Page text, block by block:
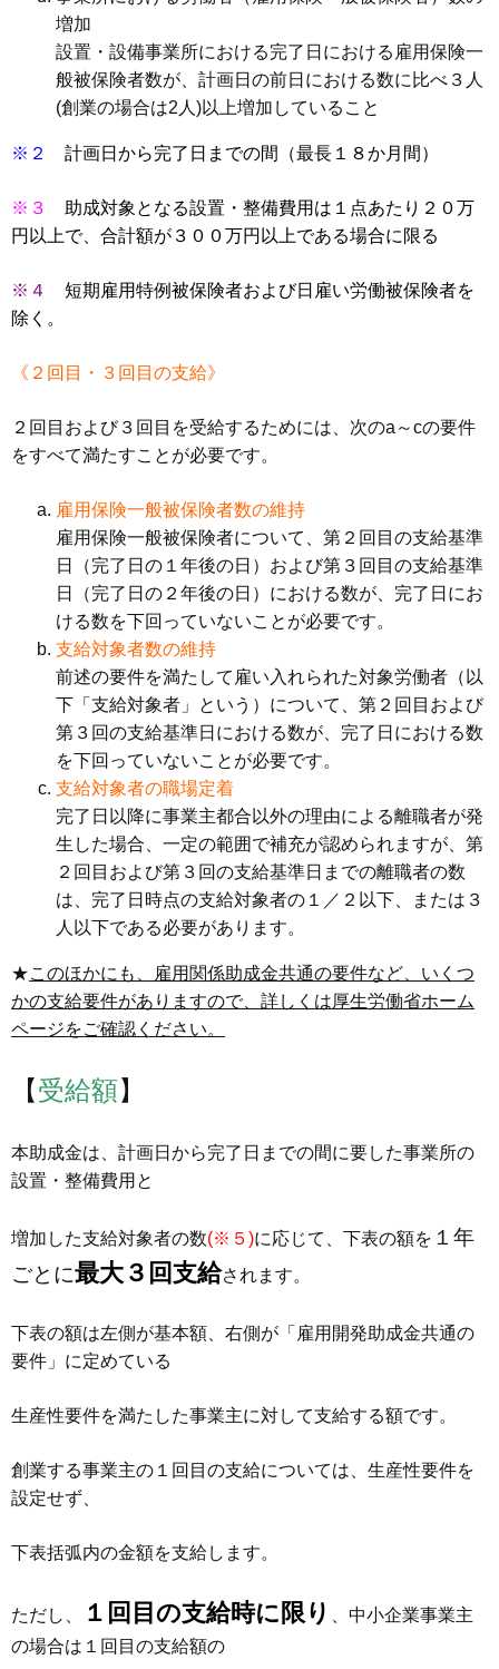
増加
設置・設備事業所における完了日における雇用保険一
般被保険者数が、計画日の前日における数に比べ３人
(創業の場合は2人)以上増加していること
※２ 計画日から完了日までの間（最長１８か月間）
※３
助成対象となる設置・整備費用は１点あたり２０万
円以上で、合計額が３００万円以上である場合に限る
※４ 短期雇用特例被保険者および日雇い労働被保険者を
除く。
《２回目・３回目の支給》
２回目および３回目を受給するためには、次のa～cの要件
をすべて満たすことが必要です。
雇用保険一般被保険者数の維持
雇用保険一般被保険者について、第２回目の支給基準
日（完了日の１年後の日）および第３回目の支給基準
日（完了日の２年後の日）における数が、完了日にお
ける数を下回っていないことが必要です。
支給対象者数の維持
前述の要件を満たして雇い入れられた対象労働者（以
下「支給対象者」という）について、第２回目および
第３回の支給基準日における数が、完了日における数
を下回っていないことが必要です。
支給対象者の職場定着
完了日以降に事業主都合以外の理由による離職者が発
生した場合、一定の範囲で補充が認められますが、第
２回目および第３回の支給基準日までの離職者の数
は、完了日時点の支給対象者の１／２以下、または３
人以下である必要があります。
★このほかにも、雇用関係助成金共通の要件など、いくつ
かの支給要件がありますので、詳しくは厚生労働省ホーム
ページをご確認ください。
【受給額】
本助成金は、計画日から完了日までの間に要した事業所の
設置・整備費用と
増加した支給対象者の数(※５)に応じて、下表の額を １年
ごとに最大３回支給されます。
下表の額は左側が基本額、右側が「雇用開発助成金共通の
要件」に定めている
生産性要件を満たした事業主に対して支給する額です。
創業する事業主の１回目の支給については、生産性要件を
設定せず、
下表括弧内の金額を支給します。
ただし、 １回目の支給時に限り
、中小企業事業主
の場合は１回目の支給額の